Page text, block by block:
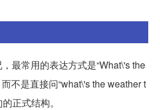
最常用的表达方式是“What\'s the
不是直接问“what\'s the weather t
正式结构。